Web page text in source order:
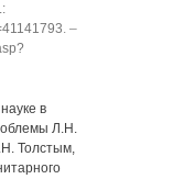
. ‒
в
Л.Н.
Толстым,